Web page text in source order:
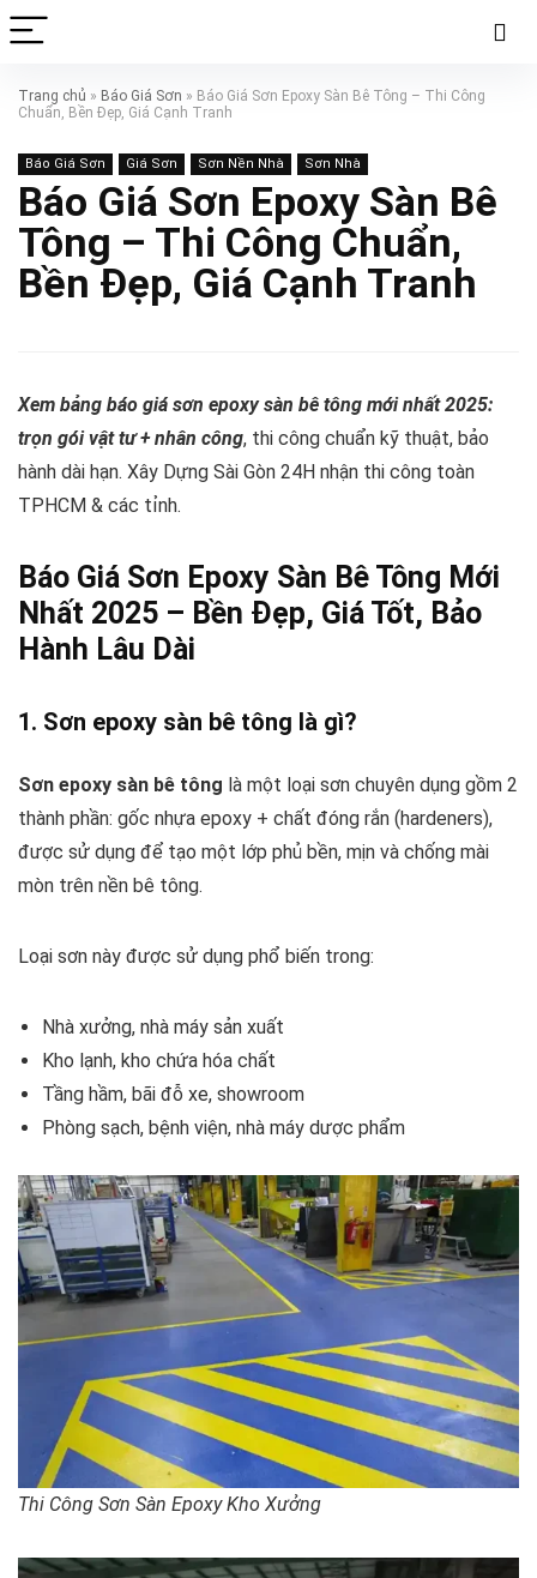
Trang chủ » Báo Giá Sơn » Báo Giá Sơn Epoxy Sàn Bê Tông – Thi Công
Chuẩn, Bền Đẹp, Giá Cạnh Tranh
Báo Giá Sơn Giá Sơn Sơn Nền Nhà Sơn Nhà
Báo Giá Sơn Epoxy Sàn Bê
Tông – Thi Công Chuẩn,
Bền Đẹp, Giá Cạnh Tranh
Xem bảng báo giá sơn epoxy sàn bê tông mới nhất 2025:
trọn gói vật tư + nhân công, thi công chuẩn kỹ thuật, bảo
hành dài hạn. Xây Dựng Sài Gòn 24H nhận thi công toàn
TPHCM & các tỉnh.
Báo Giá Sơn Epoxy Sàn Bê Tông Mới
Nhất 2025 – Bền Đẹp, Giá Tốt, Bảo
Hành Lâu Dài
1. Sơn epoxy sàn bê tông là gì?
Sơn epoxy sàn bê tông là một loại sơn chuyên dụng gồm 2
thành phần: gốc nhựa epoxy + chất đóng rắn (hardeners),
được sử dụng để tạo một lớp phủ bền, mịn và chống mài
mòn trên nền bê tông.
Loại sơn này được sử dụng phổ biến trong:
Nhà xưởng, nhà máy sản xuất
Kho lạnh, kho chứa hóa chất
Tầng hầm, bãi đỗ xe, showroom
Phòng sạch, bệnh viện, nhà máy dược phẩm
Thi Công Sơn Sàn Epoxy Kho Xưởng